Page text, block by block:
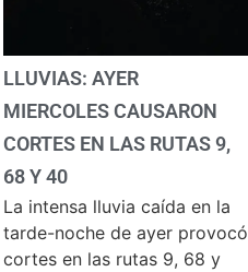
LLUVIAS: AYER
MIERCOLES CAUSARON
CORTES EN LAS RUTAS 9,
68 Y 40
La intensa lluvia caída en la
tarde-noche de ayer provocó
cortes en las rutas 9, 68 y